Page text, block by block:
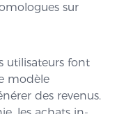
sur
utilisateurs font
modèle
des revenus.